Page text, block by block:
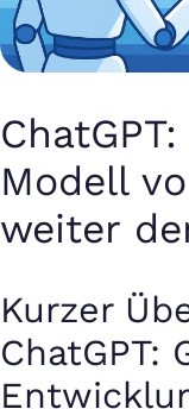
Modell
weiter
Kurzer
ChatGPT: